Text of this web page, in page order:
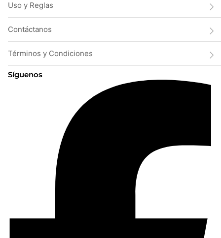
Uso y Reglas
Contáctanos
Términos y Condiciones
Síguenos